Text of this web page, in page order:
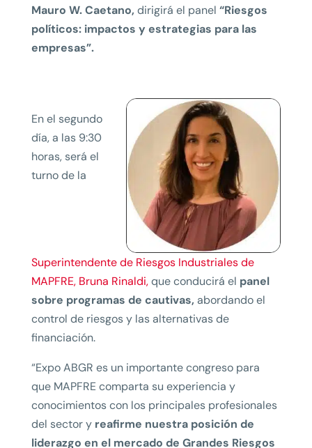
Mauro W. Caetano, dirigirá el panel “Riesgos
políticos: impactos y estrategias para las
empresas”.
En el segundo
día, a las 9:30
horas, será el
turno de la
Superintendente de Riesgos Industriales de
MAPFRE, Bruna Rinaldi,que conducirá el panel
sobre programas de cautivas, abordando el
control de riesgos y las alternativas de
financiación.
“Expo ABGR es un importante congreso para
que MAPFRE comparta su experiencia y
conocimientos con los principales profesionales
del sector y reafirme nuestra posición de
liderazgo en el mercado de Grandes Riesgos